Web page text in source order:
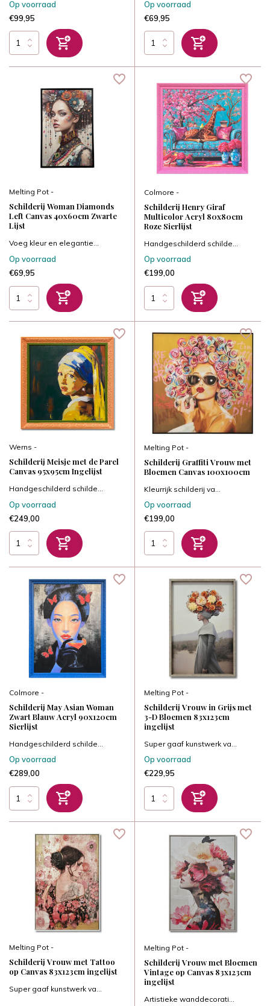
Op voorraad
€99,95
Op voorraad
€69,95
Melting Pot -
Schilderij Woman Diamonds
Left Canvas 40x60cm Zwarte
Lijst
Voeg kleur en elegantie...
Op voorraad
€69,95
Colmore -
Schilderij Henry Giraf
Multicolor Acryl 80x80cm
Roze Sierlijst
Handgeschilderd schilde...
Op voorraad
€199,00
Werns -
Schilderij Meisje met de Parel
Canvas 95x95cm Ingelijst
Handgeschilderd schilde...
Op voorraad
€249,00
Melting Pot -
Schilderij Graffiti Vrouw met
Bloemen Canvas 100x100cm
Kleurrijk schilderij va...
Op voorraad
€199,00
Colmore -
Schilderij May Asian Woman
Zwart Blauw Acryl 90x120cm
Sierlijst
Handgeschilderd schilde...
Op voorraad
€289,00
Melting Pot -
Schilderij Vrouw in Grijs met
3-D Bloemen 83x123cm
ingelijst
Super gaaf kunstwerk va...
Op voorraad
€229,95
Melting Pot -
Schilderij Vrouw met Tattoo
op Canvas 83x123cm ingelijst
Super gaaf kunstwerk va...
Melting Pot -
Schilderij Vrouw met Bloemen
Vintage op Canvas 83x123cm
ingelijst
Artistieke wanddecorati...